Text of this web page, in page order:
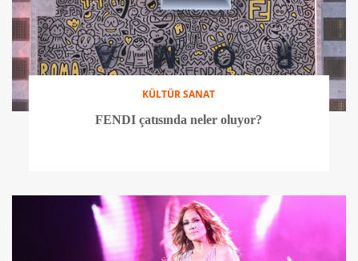
KÜLTÜR SANAT
FENDI çatısında neler oluyor?